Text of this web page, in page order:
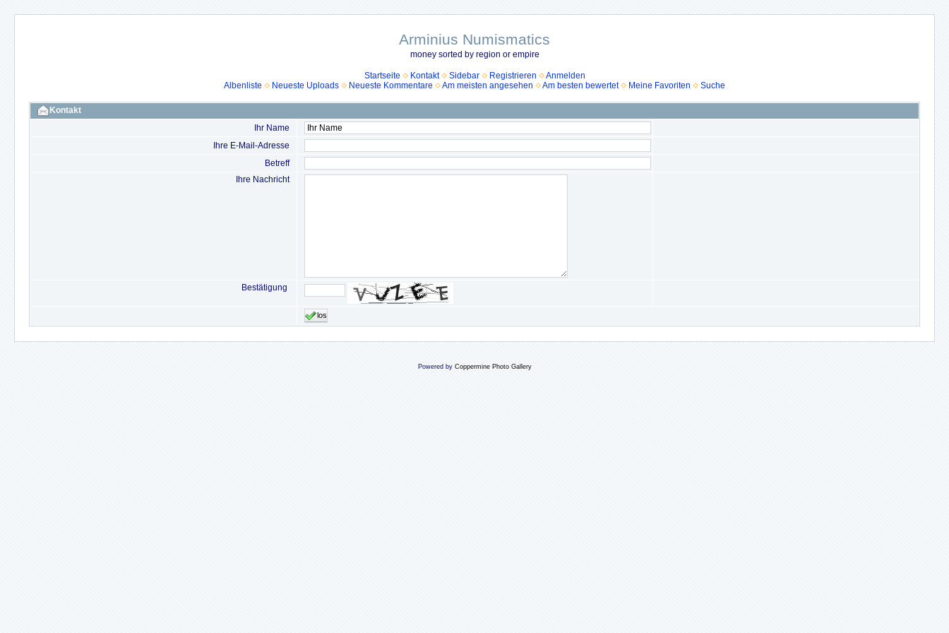
Arminius Numismatics
money sorted by region or empire
Startseite Kontakt Sidebar Registrieren
Anmelden
Albenliste
Neueste Uploads Neueste Kommentare Am meisten angesehen Am besten bewertet Meine Favoriten Suche
Kontakt
Ihr Name
Ihre E-Mail-Adresse
Betreff
Ihre Nachricht
Bestätigung
los
Powered by Coppermine Photo Gallery